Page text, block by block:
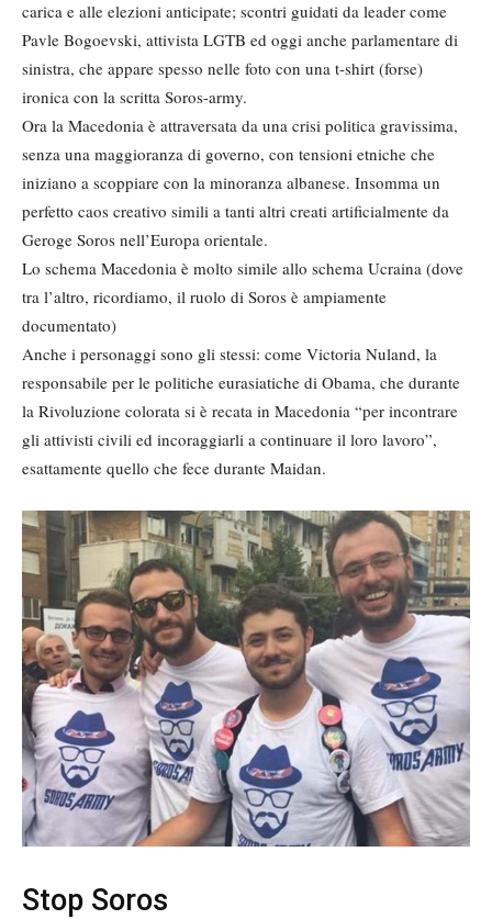
carica e alle elezioni anticipate; scontri guidati da leader come
Pavle Bogoevski, attivista LGTB ed oggi anche parlamentare di
sinistra, che appare spesso nelle foto con una t-shirt (forse)
ironica con la scritta Soros-army.
Ora la Macedonia è attraversata da una crisi politica gravissima,
senza una maggioranza di governo, con tensioni etniche che
iniziano a scoppiare con la minoranza albanese. Insomma un
perfetto caos creativo simili a tanti altri creati artificialmente da
Geroge Soros nell’Europa orientale.
Lo schema Macedonia è molto simile allo schema Ucraina (dove
tra l’altro, ricordiamo, il ruolo di Soros è ampiamente
documentato)
Anche i personaggi sono gli stessi: come Victoria Nuland, la
responsabile per le politiche eurasiatiche di Obama, che durante
la Rivoluzione colorata si è recata in Macedonia “per incontrare
gli attivisti civili ed incoraggiarli a continuare il loro lavoro”,
esattamente quello che fece durante Maidan.
Stop Soros